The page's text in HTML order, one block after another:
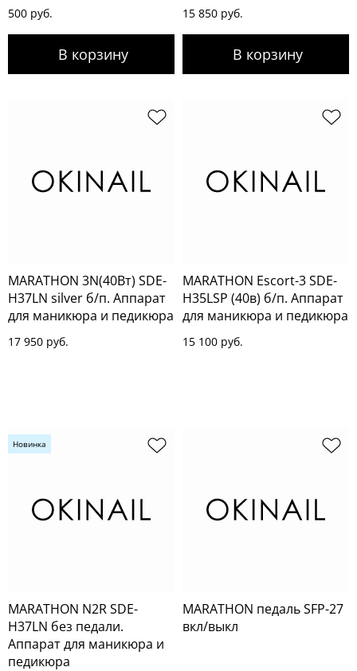
500 руб. 15 850 руб.
MARATHON 3N(40Вт) SDE-
H37LN silver б/п. Аппарат
для маникюра и педикюра
17 950 руб.
MARATHON Escort-3 SDE-
H35LSP (40в) б/п. Аппарат
для маникюра и педикюра
15 100 руб.
Новинка
MARATHON N2R SDE-
H37LN без педали.
Аппарат для маникюра и
педикюра
MARATHON педаль SFP-27
вкл/выкл